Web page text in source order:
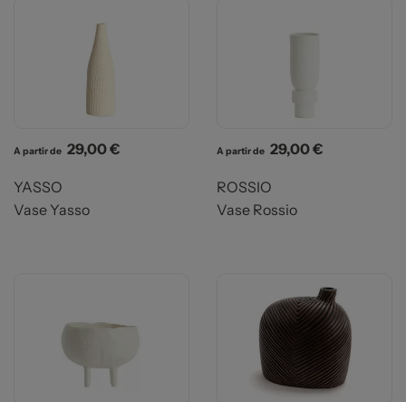
A partir de Prix
29,00 €
YASSO
Vase Yasso
A partir de Prix
29,00 €
ROSSIO
Vase Rossio